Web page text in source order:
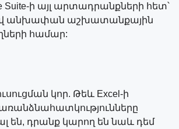
Suite-ի այլ արտադրանքների հետ՝
անխափան աշխատանքային
համար:
կոր. Թեև Excel-ի
են, դրանք կարող են նաև դեմ